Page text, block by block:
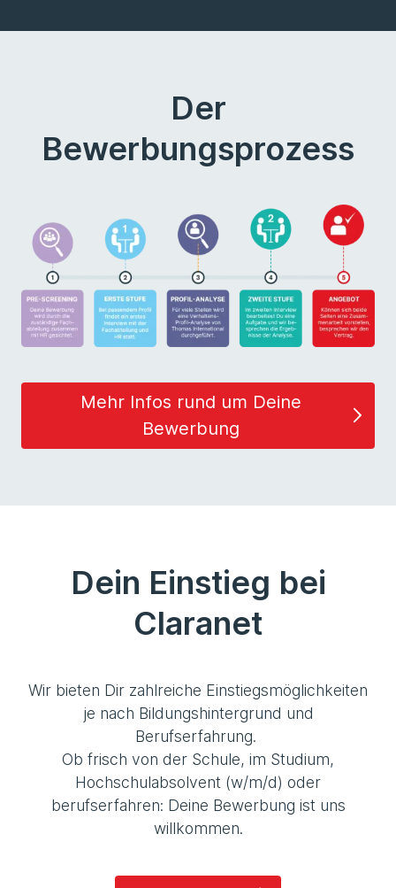
Der
Bewerbungsprozess
Mehr Infos rund um Deine
Bewerbung
Dein Einstieg bei
Claranet
Wir bieten Dir zahlreiche Einstiegsmöglichkeiten
je nach Bildungshintergrund und
Berufserfahrung.
Ob frisch von der Schule, im Studium,
Hochschulabsolvent (w/m/d) oder
berufserfahren: Deine Bewerbung ist uns
willkommen.